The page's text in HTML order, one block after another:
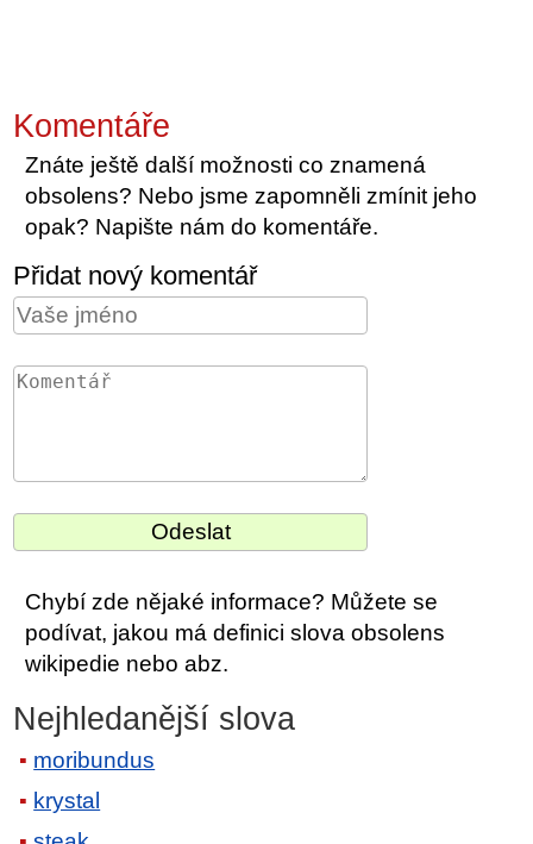
Komentáře
Znáte ještě další možnosti co znamená
obsolens? Nebo jsme zapomněli zmínit jeho
opak? Napište nám do komentáře.
Přidat nový komentář
Chybí zde nějaké informace? Můžete se
podívat, jakou má definici slova obsolens
wikipedie nebo abz.
Nejhledanější slova
moribundus
krystal